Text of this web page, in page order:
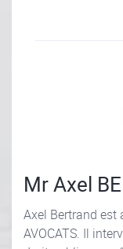
Mr Axel
Axel Bertrand est
AVOCATS. Il